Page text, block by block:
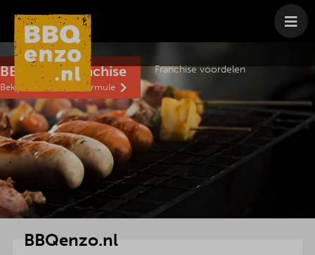
Franchise voordelen
BBQenzo franchise
Bekijk de franchise formule
BBQenzo.nl